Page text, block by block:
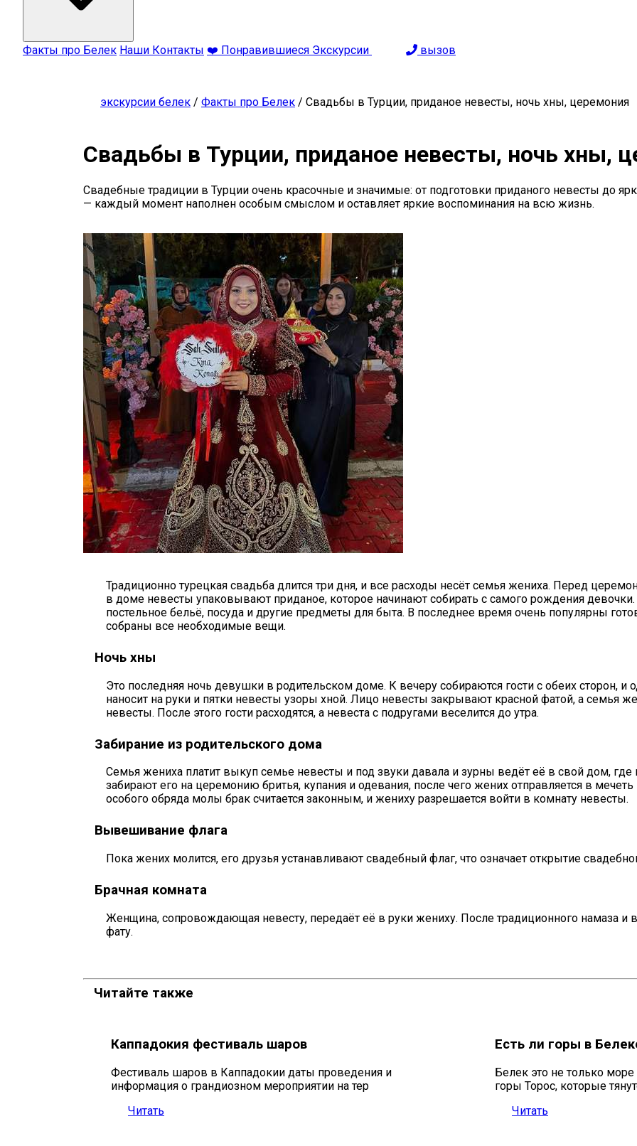
Факты про Белек Наши Контакты ❤️ Понравившиеся Экскурсии вызов
экскурсии белек / Факты про Белек / Свадьбы в Турции, приданое невесты, ночь хны, церемония
Свадьбы в Турции, приданое невесты, ночь хны,
Свадебные традиции в Турции очень красочные и значимые: от подготовки приданого невесты до
— каждый момент наполнен особым смыслом и оставляет яркие воспоминания на всю жизнь.
Традиционно турецкая свадьба длится три дня, и все расходы несёт семья жениха. Перед
в доме невесты упаковывают приданое, которое начинают собирать с самого рождения девочки.
постельное бельё, посуда и другие предметы для быта. В последнее время очень популярны
собраны все необходимые вещи.
Ночь хны
Это последняя ночь девушки в родительском доме. К вечеру собираются гости с обеих сторон,
наносит на руки и пятки невесты узоры хной. Лицо невесты закрывают красной фатой, а семья
невесты. После этого гости расходятся, а невеста с подругами веселится до утра.
Забирание из родительского дома
Семья жениха платит выкуп семье невесты и под звуки давала и зурны ведёт её в свой дом, где
забирают его на церемонию бритья, купания и одевания, после чего жених отправляется в
особого обряда молы брак считается законным, и жениху разрешается войти в комнату невесты.
Вывешивание флага
Пока жених молится, его друзья устанавливают свадебный флаг, что означает открытие
Брачная комната
Женщина, сопровождающая невесту, передаёт её в руки жениху. После традиционного намаза и
фату.
Читайте также
Каппадокия фестиваль шаров
Фестиваль шаров в Каппадокии даты проведения и
информация о грандиозном мероприятии на тер
Читать
Есть ли горы в
Белек это не только
горы Торос, которые
Читать